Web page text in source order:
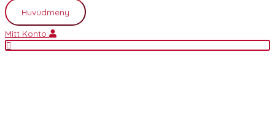
Huvudmeny
Mitt Konto